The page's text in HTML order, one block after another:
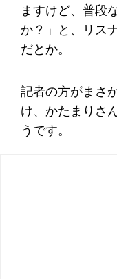
ますけど、普段
か？」と、リス
だとか。
記者の方がまさ
け、かたまりさ
うです。